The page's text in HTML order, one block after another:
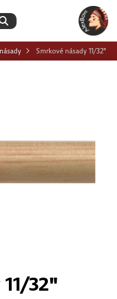
Smrkové násady 11/32"
32"